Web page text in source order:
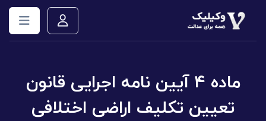
ماده ۴ آیین نامه اجرایی قانون
تعیین تکلیف اراضی اختلافی